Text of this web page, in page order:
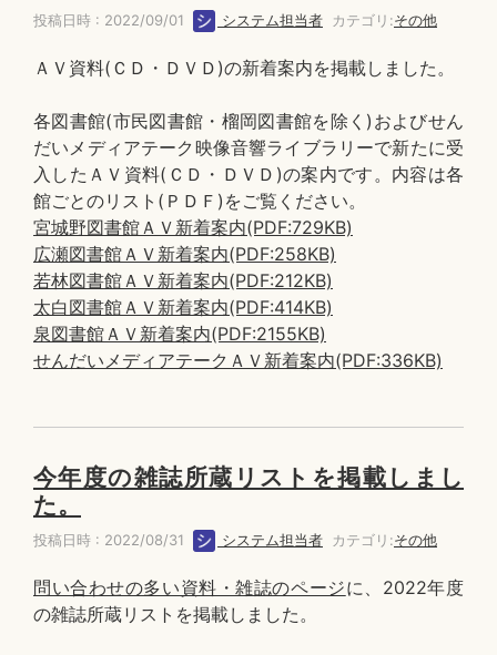
投稿日時 : 2022/09/01 システム担当者 カテゴリ:その他
ＡＶ資料(ＣＤ・ＤＶＤ)の新着案内を掲載しました。
各図書館(市民図書館・榴岡図書館を除く)およびせん
だいメディアテーク映像音響ライブラリーで新たに受
入したＡＶ資料(ＣＤ・ＤＶＤ)の案内です。内容は各
館ごとのリスト(ＰＤＦ)をご覧ください。
宮城野図書館ＡＶ新着案内(PDF:729KB)
広瀬図書館ＡＶ新着案内(PDF:258KB)
若林図書館ＡＶ新着案内(PDF:212KB)
太白図書館ＡＶ新着案内(PDF:414KB)
泉図書館ＡＶ新着案内(PDF:2155KB)
せんだいメディアテークＡＶ新着案内(PDF:336KB)
今年度の雑誌所蔵リストを掲載しまし
た。
投稿日時 : 2022/08/31 システム担当者 カテゴリ:その他
問い合わせの多い資料・雑誌のページに、2022年度
の雑誌所蔵リストを掲載しました。